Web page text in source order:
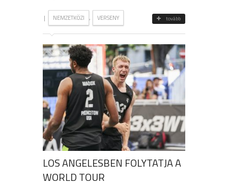
| NEMZETKÖZI , VERSENY tovább
LOS ANGELESBEN FOLYTATJA A
WORLD TOUR